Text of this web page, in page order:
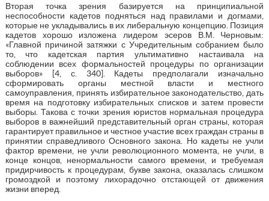
Вторая точка зрения базируется на принципиальной
неспособности кадетов подняться над правилами и догмами,
которые не укладывались в их либеральную концепцию. Позиция
кадетов хорошо изложена лидером эсеров В.М. Черновым:
«Главной причиной затяжки с Учредительным собранием было
то, что кадетская партия ультимативно настаивала на
соблюдении всех формальностей процедуры по организации
выборов» [4, с. 340]. Кадеты предполагали изначально
сформировать органы местной власти и местного
самоуправления, принять избирательное законодательство, дать
время на подготовку избирательных списков и затем провести
выборы. Такова с точки зрения юристов нормальная процедура
выборов в важнейший представительный орган страны, которая
гарантирует правильное и честное участие всех граждан страны в
принятии справедливого Основного закона. Но кадеты не учли
фактор времени, не учли революционного момента, не учли, в
конце концов, ненормальности самого времени, и требуемая
придирчивость к процедурам, букве закона, оказалась слишком
громоздкой и поэтому лихорадочно отстающей от движения
жизни вперед.